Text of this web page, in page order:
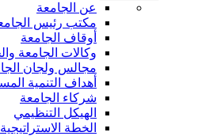
عن الجامعة
مكتب رئيس
أوقاف الجامعة
وكالات الجامعة
مجالس ولجان
أهداف التنمية
شركاء الجامعة
الهيكل التنظيمي
الخطة